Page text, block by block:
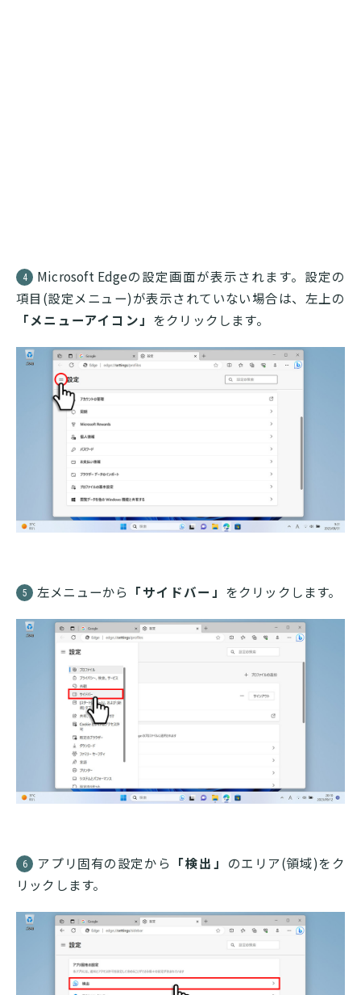
4
Microsoft Edgeの設定画面が表示されます。設定の
項目(設定メニュー)が表示されていない場合は、左上の
「メニューアイコン」 をクリックします。
5 左メニューから 「サイドバー」 をクリックします。
6 アプリ固有の設定から 「検出」 のエリア(領域)をク
リックします。